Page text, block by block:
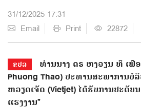
31/12/2025 17:31
Email
Print 22872
ຂປລ
ທ່ານນາງ ດຣ ຫງວຽນ ທິ ເຟື
Phuong Thao) ປະທານສະພາການບໍ
ຫວຽດເຈັດ (Vietjet) ໄດ້ຮັບການປະດັບ
ແຮງງານ”